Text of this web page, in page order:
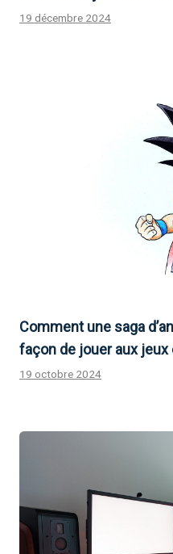
19 décembre 2024
Comment une saga
façon de jouer aux jeux
19 octobre 2024